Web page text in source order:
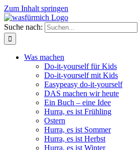
Zum Inhalt springen
Suche nach:
Was machen
Do-it-yourself für Kids
Do-it-yourself mit Kids
Easypeasy do-it-yourself
DAS machen wir heute
Ein Buch – eine Idee
Hurra, es ist Frühling
Ostern
Hurra, es ist Sommer
Hurra, es ist Herbst
Hurra, es ist Winter